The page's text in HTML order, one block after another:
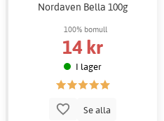
Nordaven Bella 100g
100% bomull
14 kr
I lager
Se alla